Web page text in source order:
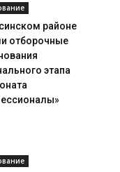
районе
отборочные
этапа